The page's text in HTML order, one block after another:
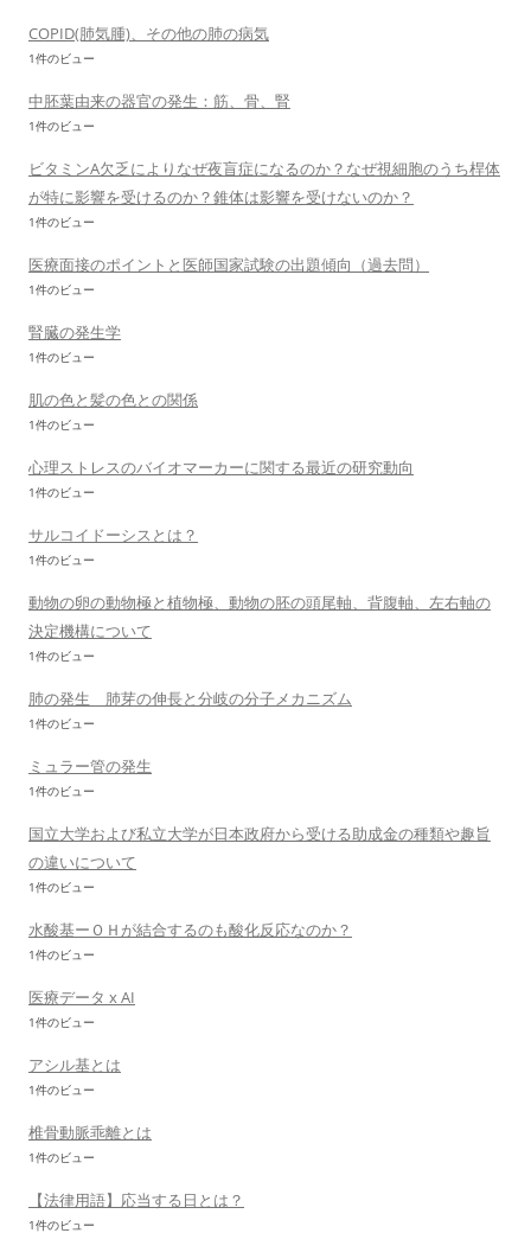
COPID(肺気腫)、その他の肺の病気
1件のビュー
中胚葉由来の器官の発生：筋、骨、腎
1件のビュー
ビタミンA欠乏によりなぜ夜盲症になるのか？なぜ視細胞のうち桿体
が特に影響を受けるのか？錐体は影響を受けないのか？
1件のビュー
医療面接のポイントと医師国家試験の出題傾向（過去問）
1件のビュー
腎臓の発生学
1件のビュー
肌の色と髪の色との関係
1件のビュー
心理ストレスのバイオマーカーに関する最近の研究動向
1件のビュー
サルコイドーシスとは？
1件のビュー
動物の卵の動物極と植物極、動物の胚の頭尾軸、背腹軸、左右軸の
決定機構について
1件のビュー
肺の発生 肺芽の伸長と分岐の分子メカニズム
1件のビュー
ミュラー管の発生
1件のビュー
国立大学および私立大学が日本政府から受ける助成金の種類や趣旨
の違いについて
1件のビュー
水酸基ーＯＨが結合するのも酸化反応なのか？
1件のビュー
医療データ x AI
1件のビュー
アシル基とは
1件のビュー
椎骨動脈乖離とは
1件のビュー
【法律用語】応当する日とは？
1件のビュー